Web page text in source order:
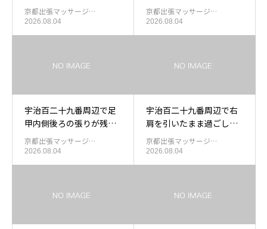
方の出張もみほぐし
京都出張マッサージ…
2026.08.04
の出張もみほぐし
京都出張マッサージ…
2026.08.04
宇治百二十九番周辺で足
甲内側後ろの張りが残っ
た日の足甲を休める出張
もみほぐし
京都出張マッサージ…
2026.08.04
宇治百二十九番周辺で右
肩を引いたまま過ごした
あと肩甲骨中央右を休め
る出張もみほぐし
京都出張マッサージ…
2026.08.04